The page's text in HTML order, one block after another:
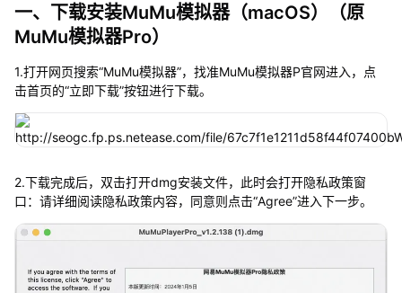
一、下载安装MuMu模拟器（macOS）（原
MuMu模拟器Pro）
1.打开网页搜索“MuMu模拟器”，找准MuMu模拟器P官网进入，点
击首页的“立即下载”按钮进行下载。
2.下载完成后，双击打开dmg安装文件，此时会打开隐私政策窗
口：请详细阅读隐私政策内容，同意则点击“Agree”进入下一步。